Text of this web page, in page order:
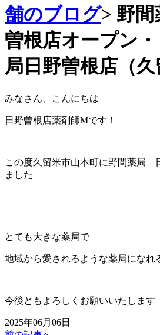
舗のブログ> 野
曽根店オープン
局日野曽根店（久
みなさん、こんにちは
日野曽根店薬剤師Mです！
この度久留米市山本町に野間薬局
ました
とても大きな薬局で
地域から愛されるような薬局になれ
今後ともよろしくお願いいたします
2025年06月06日